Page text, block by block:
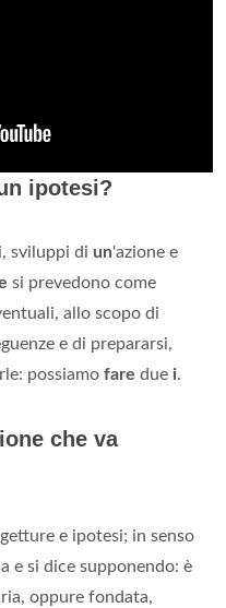
ipotesi?
sviluppi di un'azione e
si prevedono come
allo scopo di
e di prepararsi,
possiamo fare due i.
che va
e ipotesi; in senso
e si dice supponendo: è
oppure fondata,